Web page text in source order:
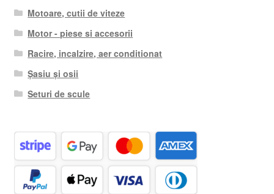
Motoare, cutii de viteze
Motor - piese si accesorii
Racire, incalzire, aer conditionat
Șasiu și osii
Seturi de scule